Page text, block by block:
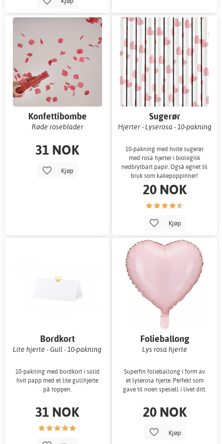
Konfettibombe
Røde roseblader
31 NOK
Kjøp
Sugerør
Hjerter - Lyserosa - 10-pakning
10-pakning med hvite sugerør
med rosa hjerter i biologisk
nedbrytbart papir. Også egnet til
bruk som kakepoppinner!
20 NOK
Kjøp
Bordkort
Lite hjerte - Gull - 10-pakning
10-pakning med bordkort i solid
hvit papp med et lite gullhjerte
på toppen.
31 NOK
Folieballong
Lys rosa hjerte
Superfin folieballong i form av
et lyserosa hjerte. Perfekt som
gave til noen spesiell i livet ditt.
20 NOK
Kjøp